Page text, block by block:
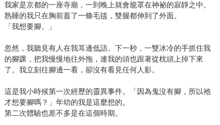
我家是京都的一座寺廟，一到晚上就會籠罩在神祕的寂靜之中。
熟睡的我只在胸前蓋了一條毛毯，雙腿都伸到了外面。
「我想要腳。」
忽然，我聽見有人在我耳邊低語。下一秒，一雙冰冷的手抓住我
的腳踝，把我慢慢地往外拖，連我的頭也跟著從枕頭上掉下來
了。我立刻往腳邊一看，卻沒有看見任何人影。
這是我小時候第一次經歷的靈異事件。「因為鬼沒有腳，所以祂
才想要腳嗎？」年幼的我是這麼想的。
第二次體驗也差不多是在這個時期。